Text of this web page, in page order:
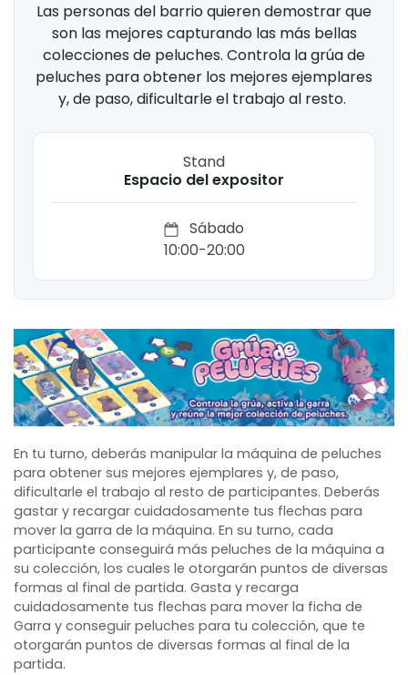
Las personas del barrio quieren demostrar que
son las mejores capturando las más bellas
colecciones de peluches. Controla la grúa de
peluches para obtener los mejores ejemplares
y, de paso, dificultarle el trabajo al resto. ​
Stand
Espacio del expositor
Sábado
10:00-20:00
​En tu turno, deberás manipular la máquina de peluches
para obtener sus mejores ejemplares y, de paso,
dificultarle el trabajo al resto de participantes. Deberás
gastar y recargar cuidadosamente tus flechas para
mover la garra de la máquina. En su turno, cada
participante conseguirá más peluches de la máquina a
su colección, los cuales le otorgarán puntos de diversas
formas al final de partida. Gasta y recarga
cuidadosamente tus flechas para mover la ficha de
Garra y conseguir peluches para tu colección, que te
otorgarán puntos de diversas formas al final de la
partida.